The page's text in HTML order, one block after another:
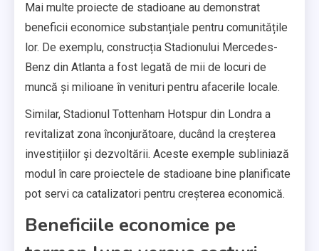
Mai multe proiecte de stadioane au demonstrat
beneficii economice substanțiale pentru comunitățile
lor. De exemplu, construcția Stadionului Mercedes-
Benz din Atlanta a fost legată de mii de locuri de
muncă și milioane în venituri pentru afacerile locale.
Similar, Stadionul Tottenham Hotspur din Londra a
revitalizat zona înconjurătoare, ducând la creșterea
investițiilor și dezvoltării. Aceste exemple subliniază
modul în care proiectele de stadioane bine planificate
pot servi ca catalizatori pentru creșterea economică.
Beneficiile economice pe